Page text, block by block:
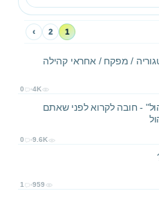
1
2
›
/ מפקח / אחראי קהילה
0 4K
- חובה לקרוא לפני שאתם
0 9.6K
1 959